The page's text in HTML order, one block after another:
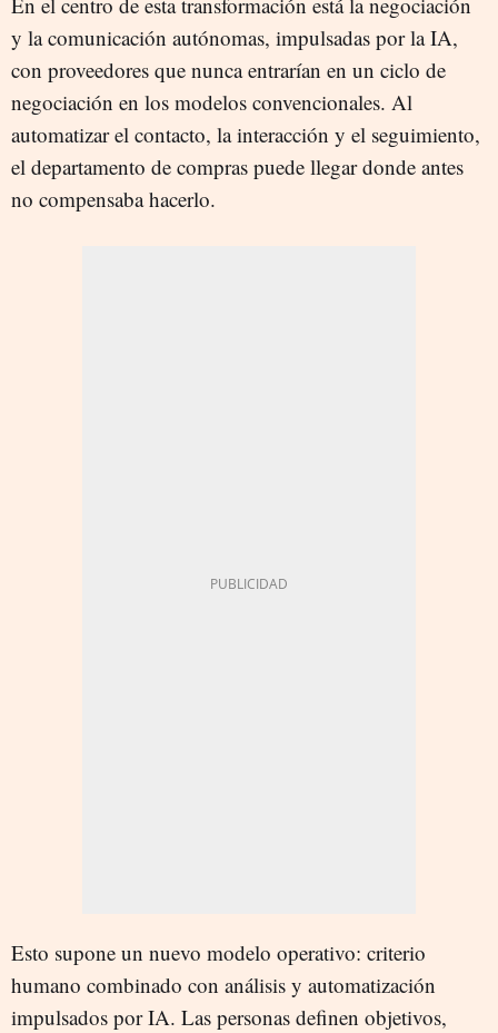
y la comunicación autónomas, impulsadas por la IA,
con proveedores que nunca entrarían en un ciclo de
negociación en los modelos convencionales. Al
automatizar el contacto, la interacción y el seguimiento,
el departamento de compras puede llegar donde antes
no compensaba hacerlo.
Esto supone un nuevo modelo operativo: criterio
humano combinado con análisis y automatización
impulsados por IA. Las personas definen objetivos,